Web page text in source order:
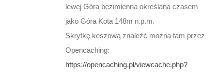
lewej Góra bezimienna określana czasem
jako Góra Kota 148m n.p.m.
Skrytkę keszową znaleźć można tam przez
Opencaching:
https://opencaching.pl/viewcache.php?